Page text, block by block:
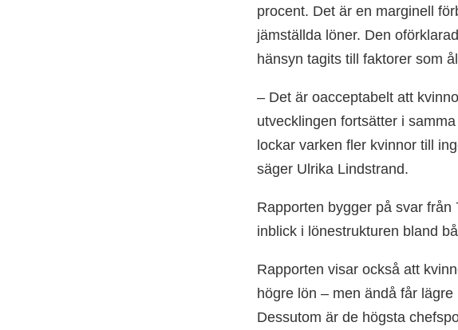
procent. Det är en marginell
jämställda löner. Den
hänsyn tagits till faktorer som
– Det är oacceptabelt att
utvecklingen fortsätter i
lockar varken fler kvinnor till
säger Ulrika Lindstrand.
Rapporten bygger på svar
inblick i lönestrukturen bland
Rapporten visar också att
högre lön – men ändå får
Dessutom är de högsta